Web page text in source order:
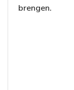
brengen.